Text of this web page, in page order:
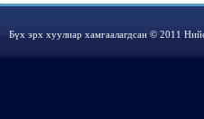
Бүх эрх хуулиар хамгаалагдсан © 2011